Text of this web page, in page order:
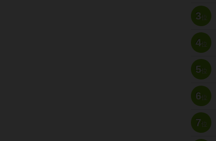
3位
4位
5位
6位
7位